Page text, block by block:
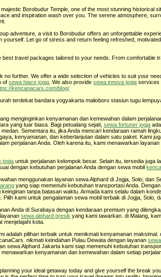
Borobudur Temple, one of the most stunning historical
and inspiration wash over you. The serene atmosphere,
adventure, a visit to Borobudur offers an unforgettable
Let go of stress and return feeling refreshed,
travel packages tailored to your needs. From comfortable
no further. We offer a wide selection of vehicles to suit your
ofsewa hiace jogja . We also providesewa innova jogja services
kencanacars.com/blog/
terdekat bandara yogyakarta malioboro stasiun tugu
menginginkan kenyamanan dan kemewahan dalam
yang luar biasa. Bagi petualang sejati,sewa fortuner jogja
Sementara itu, jika Anda mencari kendaraan ramah
kenyamanan, dan keberlanjutan dalam satu paket. Kami
perjalanan Anda. Oleh karena itu, kami menawarkan layanan
jogja untuk perjalanan kelompok besar. Selain itu, tersedia juga
dengan kebutuhan perjalanan Anda dengan sewa mobil
menggunakan layanan sewa Alphard di Jogja, Solo, dan
yang siap memenuhi kebutuhan transportasi Anda.
keinginan tanpa batasan waktu. Armada kami selalu dalam
kami untuk pengalaman sewa mobil terbaik di Jogja, Solo,
Anda di Surabaya dengan kendaraan premium yang
layanansewa alphard gresik yang kami tawarkan. di Malang,
menjelajahi kota.
adalah pilihan terbaik untuk menikmati kenyamanan
nikmati keindahan Pulau Dewata dengan layanan
sewa Alphard Jakarta kami siap memenuhi kebutuhan
kenyamanan dan kemewahan dalam setiap
your ideal getaway today and give yourself the break